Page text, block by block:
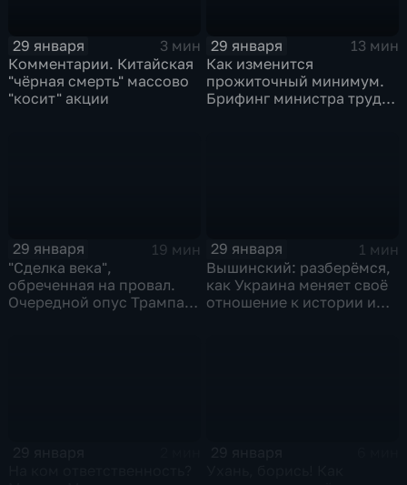
29 января
3 мин
Комментарии. Китайская
"чёрная смерть" массово
"косит" акции
29 января
13 мин
Как изменится
прожиточный минимум.
Брифинг министра труда
29 января
19 мин
"Сделка века",
обреченная на провал.
Очередной опус Трампа.
29 января
1 мин
Вышинский: разберёмся,
как Украина меняет своё
отношение к истории и